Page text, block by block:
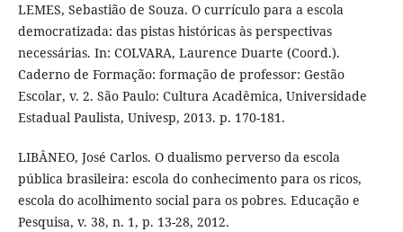
LEMES, Sebastião de Souza. O currículo para a escola
democratizada: das pistas históricas às perspectivas
necessárias. In: COLVARA, Laurence Duarte (Coord.).
Caderno de Formação: formação de professor: Gestão
Escolar, v. 2. São Paulo: Cultura Acadêmica, Universidade
Estadual Paulista, Univesp, 2013. p. 170-181.
LIBÂNEO, José Carlos. O dualismo perverso da escola
pública brasileira: escola do conhecimento para os ricos,
escola do acolhimento social para os pobres. Educação e
Pesquisa, v. 38, n. 1, p. 13-28, 2012.